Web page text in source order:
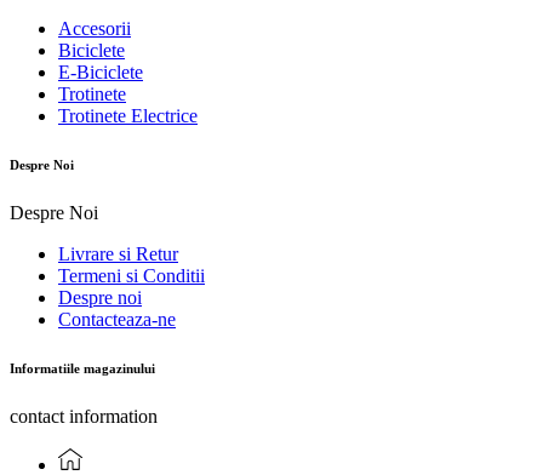
Accesorii
Biciclete
E-Biciclete
Trotinete
Trotinete Electrice
Despre Noi
Despre Noi
Livrare si Retur
Termeni si Conditii
Despre noi
Contacteaza-ne
Informatiile magazinului
contact information